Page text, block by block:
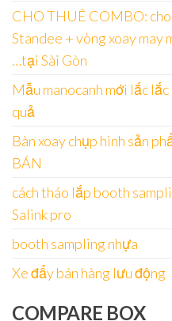
CHO THUÊ COMBO:
Standee + vòng xoay may
…tại Sài Gòn
Mẫu manocanh mới lắc
quả
Bàn xoay chụp hình sản
BÁN
cách tháo lắp booth
Salink pro
booth sampling nhựa
Xe đẩy bán hàng lưu động
COMPARE BOX